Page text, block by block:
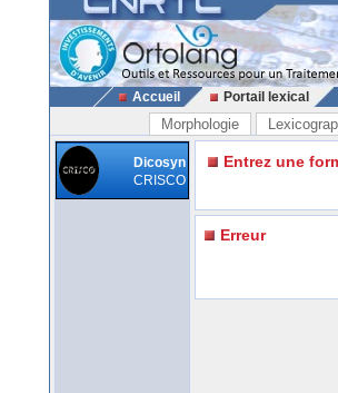
Accueil Portail lexical
Morphologie
Dicosyn
CRISCO
Entrez une
Erreur